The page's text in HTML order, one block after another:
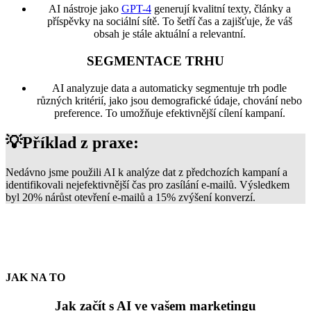
AI nástroje jako GPT-4generují kvalitní texty, články a
příspěvky na sociální sítě. To šetří čas a zajišťuje, že váš
obsah je stále aktuální a relevantní.
SEGMENTACE TRHU
AI analyzuje data a automaticky segmentuje trh podle
různých kritérií, jako jsou demografické údaje, chování nebo
preference. To umožňuje efektivnější cílení kampaní.
💡Příklad z praxe:
Nedávno jsme použili AI k analýze dat z předchozích kampaní a
identifikovali nejefektivnější čas pro zasílání e-mailů. Výsledkem
byl 20% nárůst otevření e-mailů a 15% zvýšení konverzí.
JAK NA TO
Jak začít s AI ve vašem marketingu